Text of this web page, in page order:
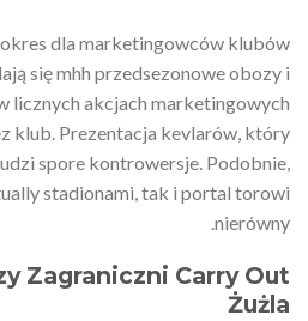
dla marketingowców klubów
się mhh przedsezonowe obozy i
licznych akcjach marketingowych
klub. Prezentacja kevlarów, który
spore kontrowersje. Podobnie,
stadionami, tak i portal torowi
nierówny.
Zagraniczni Carry Out
Żużla